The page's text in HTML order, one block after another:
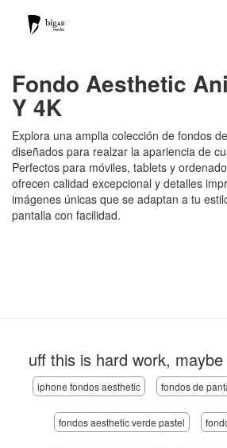
Fondo Aesthetic
Y 4K
Explora una amplia colección de fondos
diseñados para realzar la apariencia de
Perfectos para móviles, tablets y
ofrecen calidad excepcional y detalles
imágenes únicas que se adaptan a tu
pantalla con facilidad.
uff this is hard work,
iphone fondos aesthetic fondos de
fondos aesthetic verde pastel